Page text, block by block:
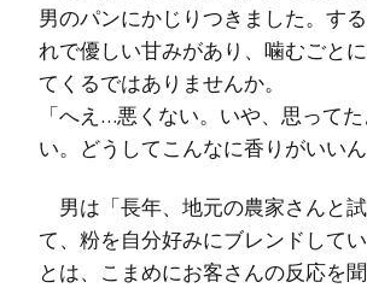
男のパンにかじりつきました。す
れで優しい甘みがあり、噛むごと
てくるではありませんか。
「へえ…悪くない。いや、思って
い。どうしてこんなに香りがいいん
男は「長年、地元の農家さんと
て、粉を自分好みにブレンドして
とは、こまめにお客さんの反応を